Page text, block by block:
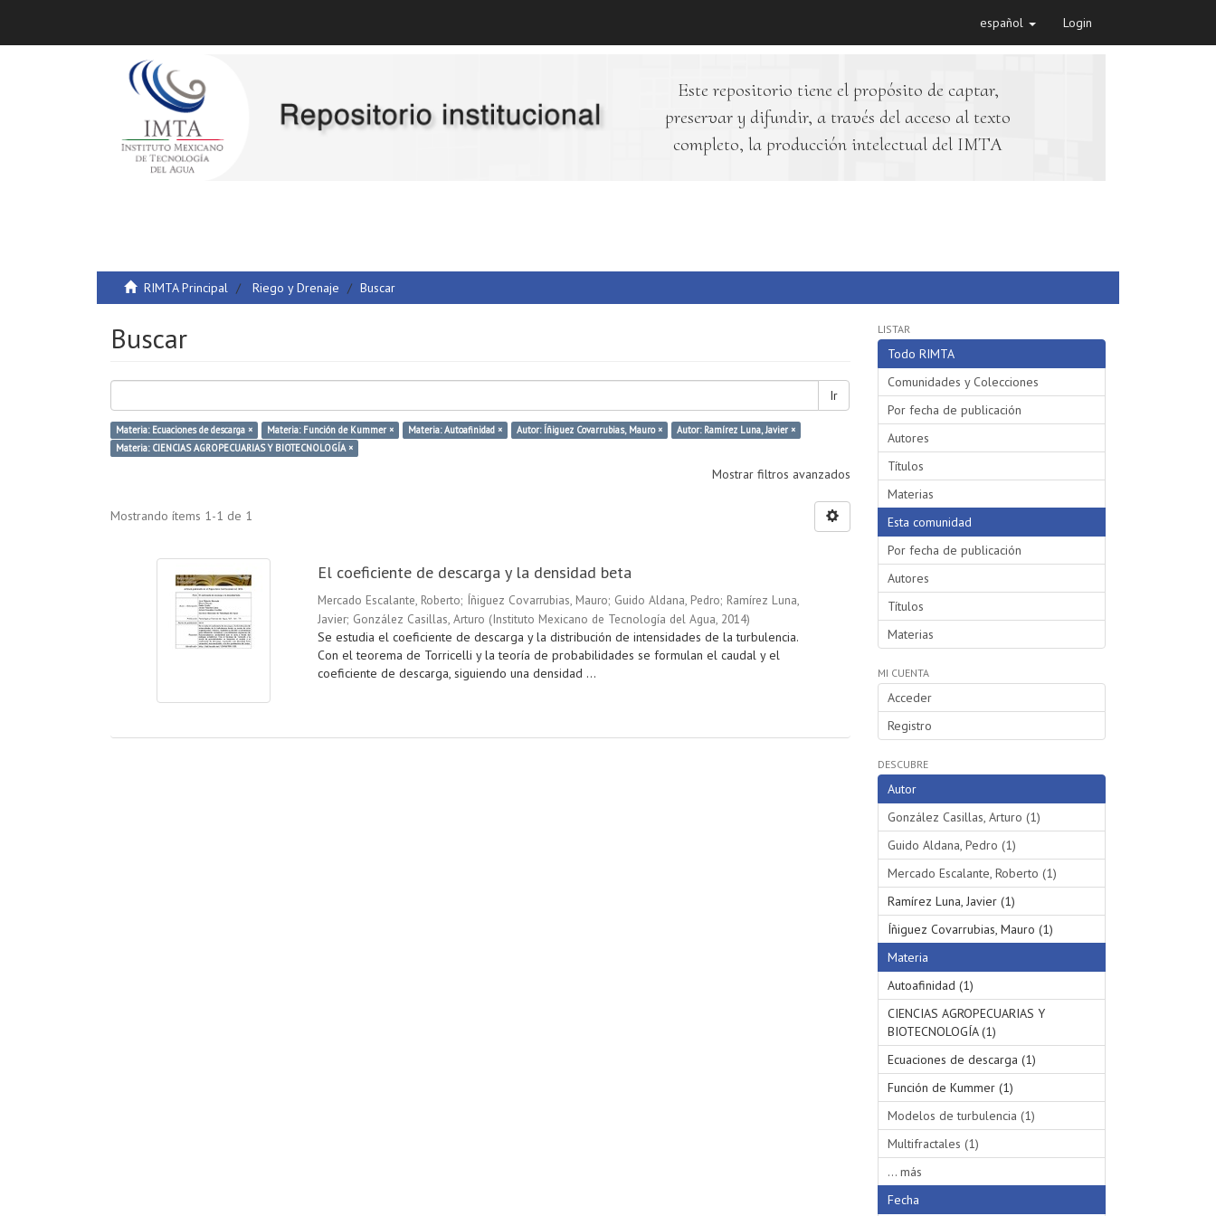
español Login
Este repositorio tiene el propósito de captar,
preservar y difundir, a través del acceso al texto
completo, la producción intelectual del IMTA
RIMTA Principal Riego y Drenaje Buscar
Buscar
Ir
Materia: Ecuaciones de descarga × Materia: Función de Kummer × Materia: Autoafinidad × Autor: Íñiguez Covarrubias, Mauro ×
Autor: Ramírez Luna, Javier ×
Materia: CIENCIAS AGROPECUARIAS Y BIOTECNOLOGÍA ×
Mostrar filtros avanzados
Mostrando ítems 1-1 de 1
El coeficiente de descarga y la densidad beta
Mercado Escalante, Roberto; Íñiguez Covarrubias, Mauro; Guido Aldana, Pedro; Ramírez Luna,
Javier; González Casillas, Arturo (Instituto Mexicano de Tecnología del Agua, 2014)
Se estudia el coeficiente de descarga y la distribución de intensidades de la turbulencia.
Con el teorema de Torricelli y la teoría de probabilidades se formulan el caudal y el
coeficiente de descarga, siguiendo una densidad ...
LISTAR
Todo RIMTA
Comunidades y Colecciones
Por fecha de publicación
Autores
Títulos
Materias
Esta comunidad
Por fecha de publicación
Autores
Títulos
Materias
MI CUENTA
Acceder
Registro
DESCUBRE
Autor
González Casillas, Arturo (1)
Guido Aldana, Pedro (1)
Mercado Escalante, Roberto (1)
Ramírez Luna, Javier (1)
Íñiguez Covarrubias, Mauro (1)
Materia
Autoafinidad (1)
CIENCIAS AGROPECUARIAS Y
BIOTECNOLOGÍA (1)
Ecuaciones de descarga (1)
Función de Kummer (1)
Modelos de turbulencia (1)
Multifractales (1)
... más
Fecha